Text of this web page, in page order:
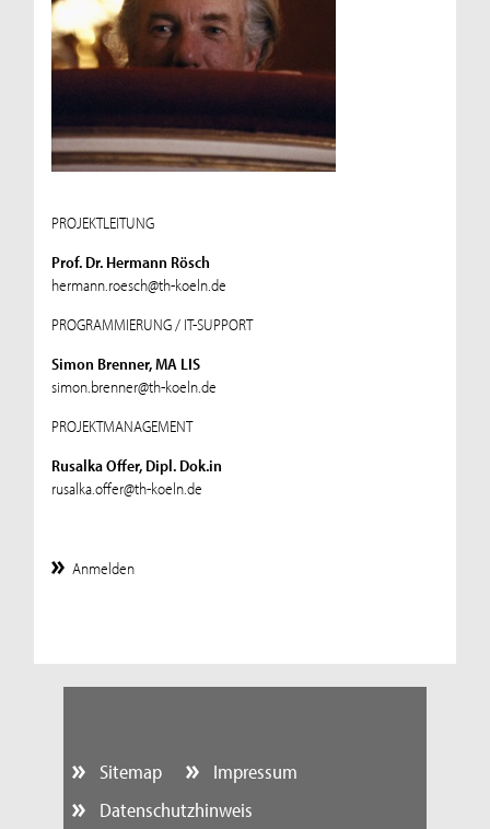
PROJEKTLEITUNG
Prof. Dr. Hermann Rösch
hermann.roesch@th-koeln.de
PROGRAMMIERUNG / IT-SUPPORT
Simon Brenner, MA LIS
simon.brenner@th-koeln.de
PROJEKTMANAGEMENT
Rusalka Offer, Dipl. Dok.in
rusalka.offer@th-koeln.de
Anmelden
Sitemap
Impressum
Datenschutzhinweis